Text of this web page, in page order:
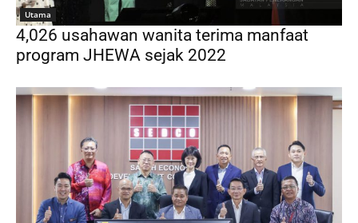
Utama
4,026 usahawan wanita terima manfaat
program JHEWA sejak 2022